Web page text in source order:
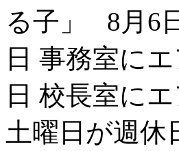
る子」 8月6
日 事務室に
日 校長室に
土曜日が週休